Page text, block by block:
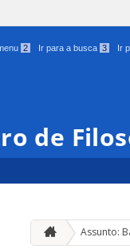
2 Ir para a busca 3 Ir
de
Assunto: